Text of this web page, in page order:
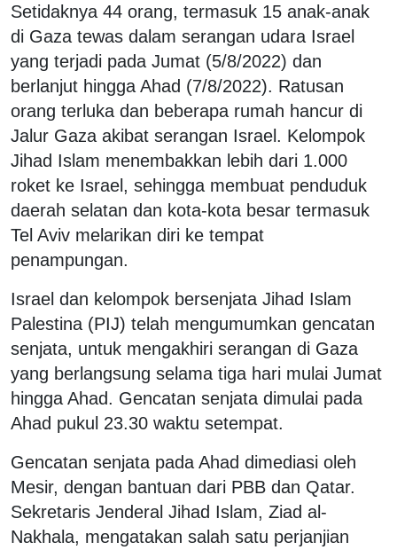
Setidaknya 44 orang, termasuk 15 anak-anak
di Gaza tewas dalam serangan udara Israel
yang terjadi pada Jumat (5/8/2022) dan
berlanjut hingga Ahad (7/8/2022). Ratusan
orang terluka dan beberapa rumah hancur di
Jalur Gaza akibat serangan Israel. Kelompok
Jihad Islam menembakkan lebih dari 1.000
roket ke Israel, sehingga membuat penduduk
daerah selatan dan kota-kota besar termasuk
Tel Aviv melarikan diri ke tempat
penampungan.
Israel dan kelompok bersenjata Jihad Islam
Palestina (PIJ) telah mengumumkan gencatan
senjata, untuk mengakhiri serangan di Gaza
yang berlangsung selama tiga hari mulai Jumat
hingga Ahad. Gencatan senjata dimulai pada
Ahad pukul 23.30 waktu setempat.
Gencatan senjata pada Ahad dimediasi oleh
Mesir, dengan bantuan dari PBB dan Qatar.
Sekretaris Jenderal Jihad Islam, Ziad al-
Nakhala, mengatakan salah satu perjanjian